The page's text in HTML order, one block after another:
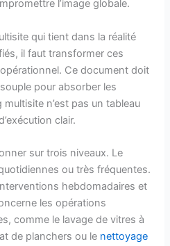
l’image globale.
qui tient dans la réalité
il faut transformer ces
Ce document doit
pour absorber les
n’est pas un tableau
clair.
sur trois niveaux. Le
ou très fréquentes.
hebdomadaires et
les opérations
comme le lavage de vitres à
de planchers ou le nettoyage